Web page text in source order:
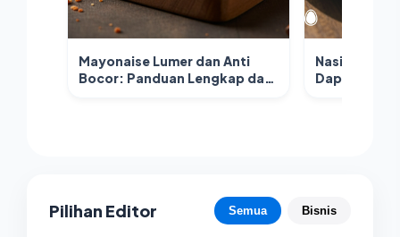
Mayonaise Lumer dan Anti
Bocor: Panduan Lengkap dari
Nasi dan
Dapur
Pilihan Editor Semua Bisnis